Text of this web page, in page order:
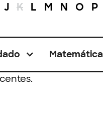
J K L M N O P
Matemática